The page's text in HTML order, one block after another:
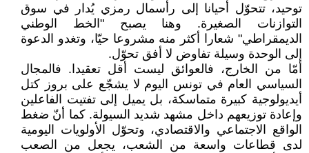
توحيد، تتحوّل أحيانا إلى رأسمال رمزي يُدار في سوق
التوازنات الصغيرة. وهنا يصبح "الخط الوطني
الديمقراطي" شعارا أكثر منه مشروعا حيّا، وتغدو الدعوة
إلى الوحدة وسيلة تفاوض لا أفق تحوّل.
أمّا من الخارج، فالعوائق ليست أقل تعقيدا. فالمجال
السياسي العام في تونس اليوم لا يشجّع على بروز كتل
أيديولوجية كبيرة متماسكة، بل يميل إلى تفتيت الفاعلين
وإعادة توزيعهم داخل مشهد شديد السيولة. كما أنّ ضغط
الواقع الاجتماعي والاقتصادي، وتحوّل الأولويات اليومية
لدى قطاعات واسعة من الشعب، يجعل من الصعب